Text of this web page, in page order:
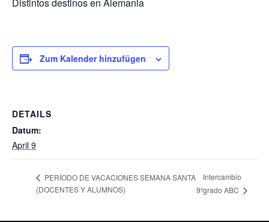
Zum Kalender hinzufügen
DETAILS
Datum:
April 9
PERÍODO DE VACACIONES SEMANA SANTA
(DOCENTES Y ALUMNOS)
Intercambio
9ºgrado ABC